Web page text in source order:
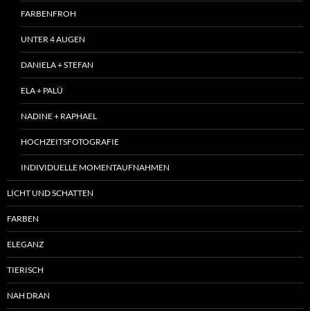
FARBENFROH
UNTER 4 AUGEN
DANIELA + STEFAN
ELA + PALÜ
NADINE + RAPHAEL
HOCHZEITSFOTOGRAFIE
INDIVIDUELLE MOMENTAUFNAHMEN
LICHT UND SCHATTEN
FARBEN
ELEGANZ
TIERISCH
NAH DRAN